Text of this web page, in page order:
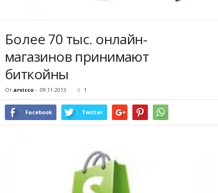
Более 70 тыс. онлайн-
магазинов принимают
биткойны
От arvicco - 09.11.2013 1
Facebook Twitter